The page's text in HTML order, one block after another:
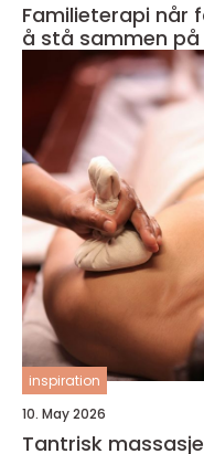
Familieterapi når familien trenger nye måter
å stå sammen på
inspiration
10. May 2026
Tantrisk massasje